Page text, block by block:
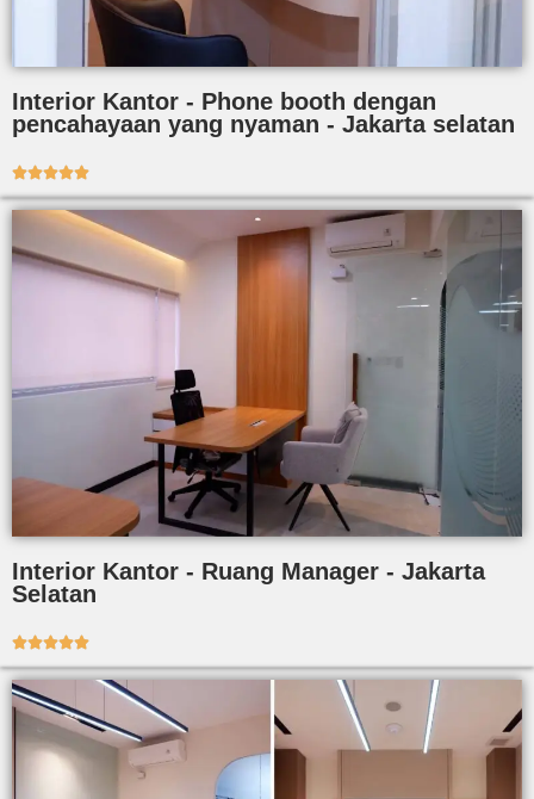
Interior Kantor - Phone booth dengan
pencahayaan yang nyaman - Jakarta selatan

Interior Kantor - Ruang Manager - Jakarta
Selatan
